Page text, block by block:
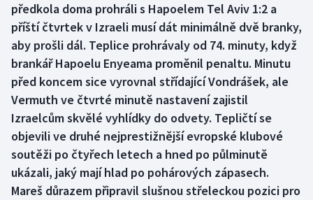
Dostihy
Florbal
Futsal
Golf
Gymnastika
Házená
předkola doma prohráli s Hapoelem Tel Aviv 1:2 a
příští čtvrtek v Izraeli musí dát minimálně dvě branky,
aby prošli dál. Teplice prohrávaly od 74. minuty, když
brankář Hapoelu Enyeama proměnil penaltu. Minutu
před koncem sice vyrovnal střídající Vondrášek, ale
Vermuth ve čtvrté minutě nastavení zajistil
Izraelcům skvělé vyhlídky do odvety. Tepličtí se
objevili ve druhé nejprestižnější evropské klubové
soutěži po čtyřech letech a hned po půlminutě
ukázali, jaký mají hlad po pohárových zápasech.
Mareš důrazem připravil slušnou střeleckou pozici pro